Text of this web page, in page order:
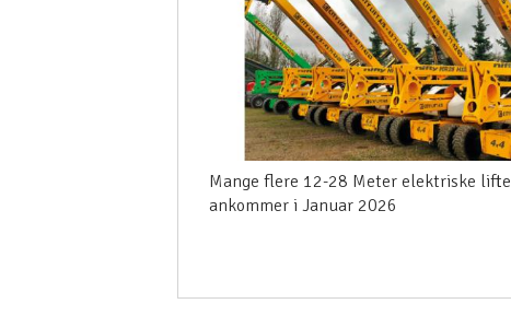
Mange flere 12-28 Meter elektriske lifte
ankommer i Januar 2026